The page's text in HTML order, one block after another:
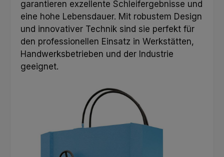
garantieren exzellente Schleifergebnisse und
eine hohe Lebensdauer. Mit robustem Design
und innovativer Technik sind sie perfekt für
den professionellen Einsatz in Werkstätten,
Handwerksbetrieben und der Industrie
geeignet.